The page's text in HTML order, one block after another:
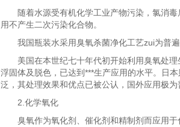
随着水源受有机化学工业产物污染，氯消毒
用不产生二次污染化合物。
我国瓶装水采用臭氧杀菌净化工艺zui为普遍
美国在本世纪七十年代初开始利用臭氧处理
浮固体及脱色，已达到***生产应用的水平。日
泛，其处理效果和优点已被公认，国外应用极为
2.化学氧化
臭氧作为氧化剂、催化剂和精制剂而应用于